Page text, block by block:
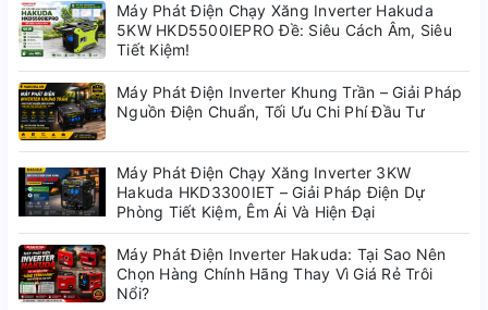
Máy Phát Điện Chạy Xăng Inverter Hakuda
5KW HKD5500IEPRO Đề: Siêu Cách Âm, Siêu
Tiết Kiệm!
Máy Phát Điện Inverter Khung Trần – Giải Pháp
Nguồn Điện Chuẩn, Tối Ưu Chi Phí Đầu Tư
Máy Phát Điện Chạy Xăng Inverter 3KW
Hakuda HKD3300IET – Giải Pháp Điện Dự
Phòng Tiết Kiệm, Êm Ái Và Hiện Đại
Máy Phát Điện Inverter Hakuda: Tại Sao Nên
Chọn Hàng Chính Hãng Thay Vì Giá Rẻ Trôi
Nổi?